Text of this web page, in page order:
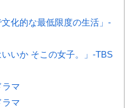
化的な最低限度の生活」-
いか そこの女子。」-TBS
ラマ
ラマ